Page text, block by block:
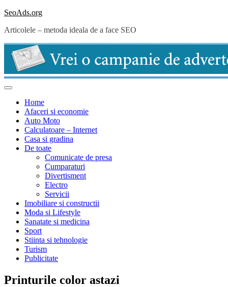
Skip
content
SeoAds.org
Articolele – metoda ideala de a face SEO
Home
Afaceri si economie
Auto Moto
Calculatoare – Internet
Casa si gradina
De toate
Comunicate de presa
Cumparaturi
Divertisment
Electro
Servicii
Imobiliare si constructii
Moda si Lifestyle
Sanatate si medicina
Sport
Stiinta si tehnologie
Turism
Publicitate
Printurile color astazi